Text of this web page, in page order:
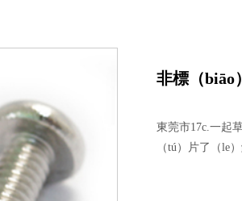
銅件車床加工
銷軸車床加工
精密螺絲加工
精密銅件加工
非標（biāo
東莞市17c.一起
（tú）片了（le